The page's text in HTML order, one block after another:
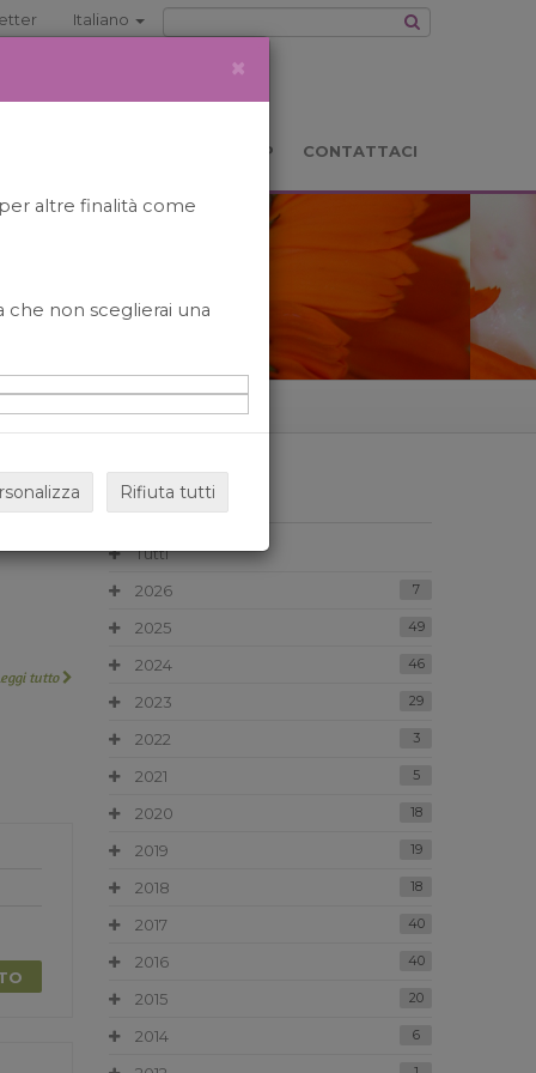
Italiano
BOOKSHOP CONTATTACI
tutto
ARCHIVIO
Tutti
2026
7
2025 49
2024 46
2023 29
2022 3
2021 5
2020 18
2019 19
2018 18
2017 40
2016 40
2015 20
2014 6
×
altre finalità come
che non sceglierai una
Rifiuta tutti